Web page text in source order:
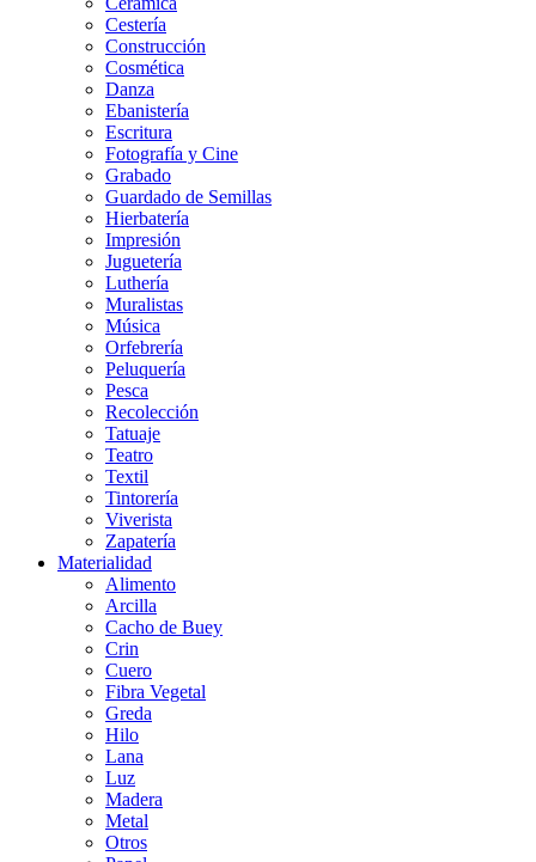
Cestería
Construcción
Cosmética
Danza
Ebanistería
Escritura
Fotografía y Cine
Grabado
Guardado de Semillas
Hierbatería
Impresión
Juguetería
Luthería
Muralistas
Música
Orfebrería
Peluquería
Pesca
Recolección
Tatuaje
Teatro
Textil
Tintorería
Viverista
Zapatería
Materialidad
Alimento
Arcilla
Cacho de Buey
Crin
Cuero
Fibra Vegetal
Greda
Hilo
Lana
Luz
Madera
Metal
Otros